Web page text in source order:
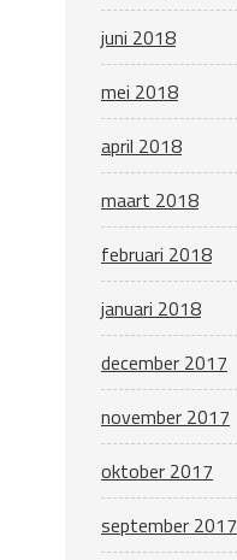
juni 2018
mei 2018
april 2018
maart 2018
februari 2018
januari 2018
december 2017
november 2017
oktober 2017
september 2017